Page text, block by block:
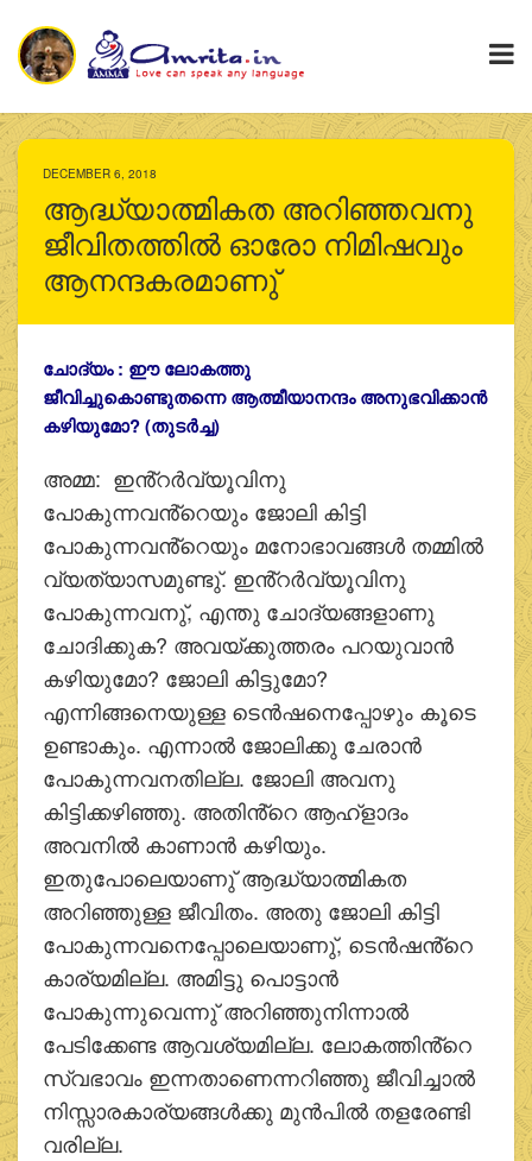
DECEMBER 6, 2018
ആദ്ധ്യാത്മികത അറിഞ്ഞവനു
ജീവിതത്തില്‍ ഓരോ നിമിഷവും
ആനന്ദകരമാണു്
ചോദ്യം : ഈ ലോകത്തു
ജീവിച്ചുകൊണ്ടുതന്നെ ആത്മീയാനന്ദം അനുഭവിക്കാന്‍
കഴിയുമോ? (തുടർച്ച)
അമ്മ: ഇൻ്റര്‍വ്യൂവിനു
പോകുന്നവൻ്റെയും ജോലി കിട്ടി
പോകുന്നവൻ്റെയും മനോഭാവങ്ങള്‍ തമ്മില്‍
വ്യത്യാസമുണ്ടു്. ഇൻ്റര്‍വ്യൂവിനു
പോകുന്നവനു്, എന്തു ചോദ്യങ്ങളാണു
ചോദിക്കുക? അവയ്ക്കുത്തരം പറയുവാന്‍
കഴിയുമോ? ജോലി കിട്ടുമോ?
എന്നിങ്ങനെയുള്ള ടെന്‍ഷനെപ്പോഴും കൂടെ
ഉണ്ടാകും. എന്നാല്‍ ജോലിക്കു ചേരാന്‍
പോകുന്നവനതില്ല. ജോലി അവനു
കിട്ടിക്കഴിഞ്ഞു. അതിൻ്റെ ആഹ്ളാദം
അവനില്‍ കാണാന്‍ കഴിയും.
ഇതുപോലെയാണു് ആദ്ധ്യാത്മികത
അറിഞ്ഞുള്ള ജീവിതം. അതു ജോലി കിട്ടി
പോകുന്നവനെപ്പോലെയാണു്, ടെന്‍ഷൻ്റെ
കാര്യമില്ല. അമിട്ടു പൊട്ടാന്‍
പോകുന്നുവെന്നു് അറിഞ്ഞുനിന്നാല്‍
പേടിക്കേണ്ട ആവശ്യമില്ല. ലോകത്തിൻ്റെ
സ്വഭാവം ഇന്നതാണെന്നറിഞ്ഞു ജീവിച്ചാല്‍
നിസ്സാരകാര്യങ്ങള്‍ക്കു മുന്‍പില്‍ തളരേണ്ടി
വരില്ല.